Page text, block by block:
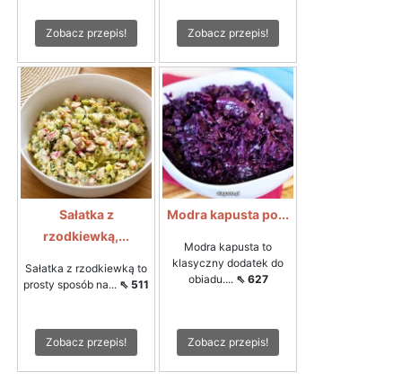
Zobacz przepis! Zobacz przepis!
Sałatka z
rzodkiewką,...
Sałatka z rzodkiewką to
prosty sposób na... ⇖ 511
Zobacz przepis!
Modra kapusta po...
Modra kapusta to
klasyczny dodatek do
obiadu.... ⇖ 627
Zobacz przepis!